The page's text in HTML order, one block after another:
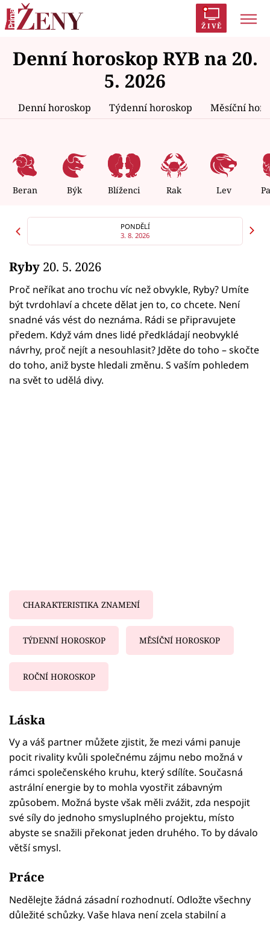
ŽIVĚ
Trendy: Polabí Inspekce Prostřeno!
AYTO?
Zrádci Proměny
Témata
Celebrity
Seriály
Horoskopy
Sledujte prima+
Filmový festival Karlovy Vary
Pořady
Denní horoskop RYB na 20.
5. 2026
Denní horoskop Týdenní horoskop Měsíční
Beran Býk Blíženci Rak Lev
PONDĚLÍ
3. 8. 2026
Ryby 20. 5. 2026
Proč neříkat ano trochu víc než obvykle, Ryby? Umíte
být tvrdohlaví a chcete dělat jen to, co chcete. Není
snadné vás vést do neznáma. Rádi se připravujete
předem. Když vám dnes lidé předkládají neobvyklé
návrhy, proč nejít a nesouhlasit? Jděte do toho – skočte
do toho, aniž byste hledali změnu. S vaším pohledem
na svět to udělá divy.
CHARAKTERISTIKA ZNAMENÍ
TÝDENNÍ HOROSKOP MĚSÍČNÍ HOROSKOP
ROČNÍ HOROSKOP
Láska
Vy a váš partner můžete zjistit, že mezi vámi panuje
pocit rivality kvůli společnému zájmu nebo možná v
rámci společenského kruhu, který sdílíte. Současná
astrální energie by to mohla vyostřit zábavným
způsobem. Možná byste však měli zvážit, zda nespojit
své síly do jednoho smysluplného projektu, místo
abyste se snažili překonat jeden druhého. To by dávalo
větší smysl.
Práce
Nedělejte žádná zásadní rozhodnutí. Odložte všechny
důležité schůzky. Vaše hlava není zcela stabilní a